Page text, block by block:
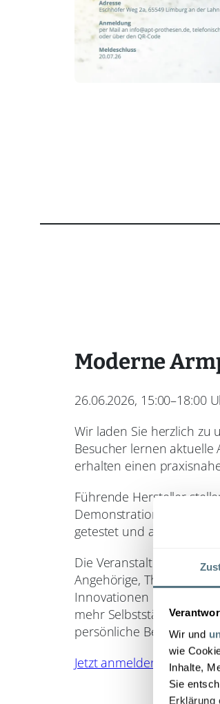
Wir und
wie
Inhalte,
Sie
Erklärung
Moderne
26.06.2026, 15:00–18:00
Wir laden Sie herzlich zu
Besucher lernen
erhalten einen
Führende Hersteller
Demonstrationen und
getestet und ausprobiert
Die Veranstaltung richtet
Angehörige,
Innovationen der
mehr Selbstständigkeit.
persönliche
Jetzt anmelden